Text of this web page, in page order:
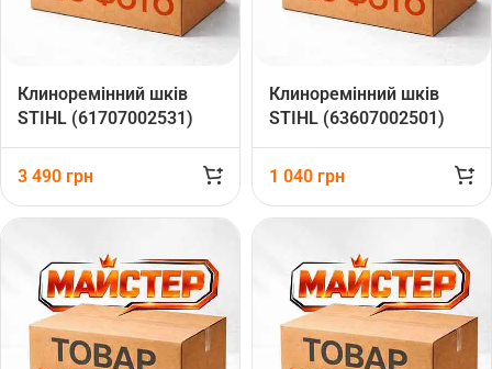
Клиноремінний шків
STIHL (61707002531)
3 490 грн
Клиноремінний шків
STIHL (63607002501)
1 040 грн